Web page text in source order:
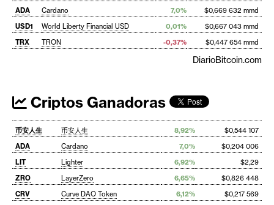
ADA
Cardano 7,0%
$0,669 632 mmd
USD1
World Liberty Financial USD 0,01%
$0,667 043 mmd
TRX
TRON -0,37% $0,447 654 mmd
DiarioBitcoin.com
Criptos Ganadoras
币安人生 币安人生 8,92%
$0,544 107
ADA
Cardano 7,0%
$0,204 006
LIT
Lighter 6,92%
$2,29
ZRO
LayerZero 6,65%
$0,826 448
CRV
Curve DAO Token 6,12%
$0,217 569